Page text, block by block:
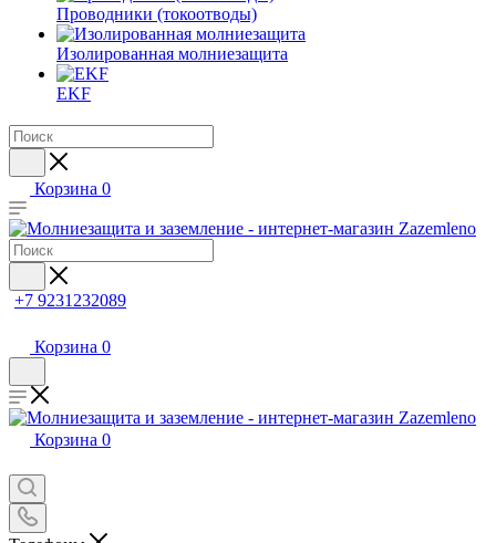
Проводники (токоотводы)
Изолированная молниезащита
EKF
Корзина 0
+7 9231232089
Корзина 0
Корзина 0